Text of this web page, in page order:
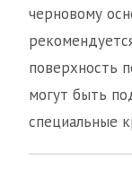
черновому
поверхность
могут быть
специальные